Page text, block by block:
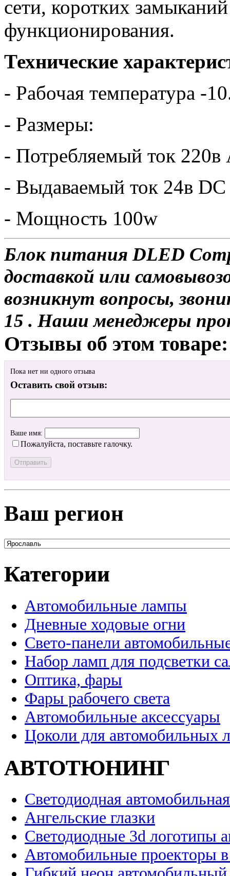
сети, коротких
функционирования.
Технические
- Рабочая температура -
- Размеры:
- Потребляемый ток 220в
- Выдаваемый ток 24в DC
- Мощность 100w
Блок питания DLED
доставкой или
возникнут вопросы,
15 . Наши менеджеры
Отзывы об этом товаре:
Пока нет ни одного отзыва
Оставить свой отзыв:
Ваше имя:
Пожалуйста, поставьте галочку.
Ваш регион
Категории
Автомобильные лампы
Дневные ходовые огни
Свето-панели
Набор ламп для подсветки
Оптика, фары
Фары рабочего света
Автомобильные аксессуары
Цоколи для автомобильных
АВТОТЮНИНГ
Светодиодная
Ангельские глазки
Светодиодные 3d логотипы
Автомобильные проекторы